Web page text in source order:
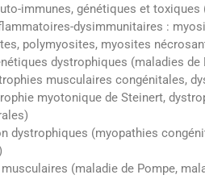
immunes, génétiques et toxiques
dysimmunitaires :
polymyosites, myosites
dystrophiques (maladies de
musculaires congénitales,
myotonique de Steinert,
dystrophiques (myopathies
(maladie de Pompe,